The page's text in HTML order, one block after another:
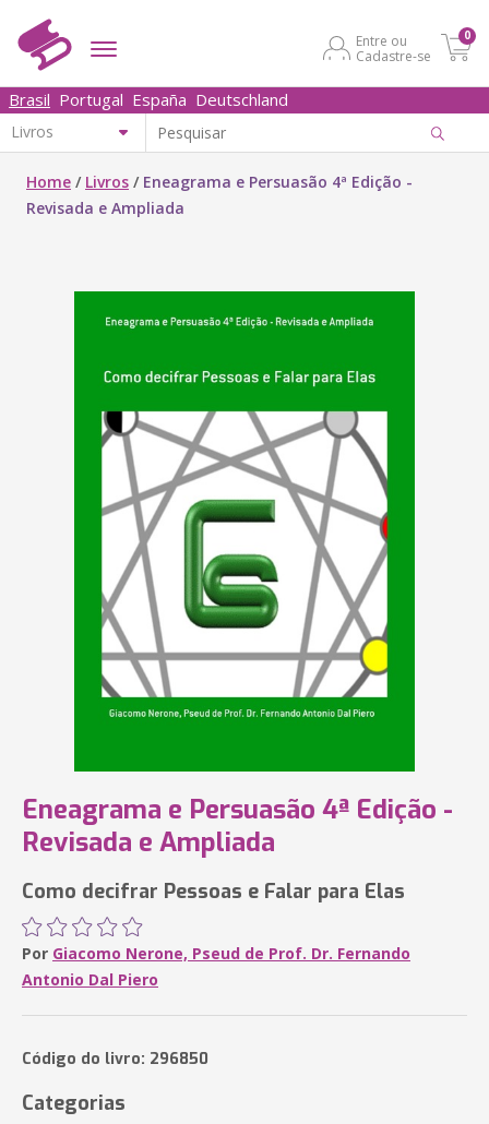
Entre ou
Cadastre-se
0
Brasil Portugal España Deutschland
Home / Livros / Eneagrama e Persuasão 4ª Edição -
Revisada e Ampliada
Eneagrama e Persuasão 4ª Edição -
Revisada e Ampliada
Como decifrar Pessoas e Falar para Elas
Por Giacomo Nerone, Pseud de Prof. Dr. Fernando
Antonio Dal Piero
Código do livro: 296850
Categorias